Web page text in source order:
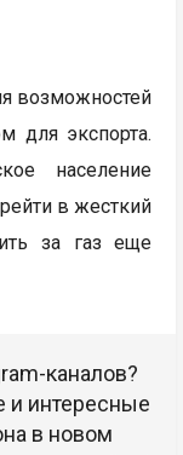
возможностей
для экспорта.
население
в жесткий
за газ еще
каналов?
интересные
в новом